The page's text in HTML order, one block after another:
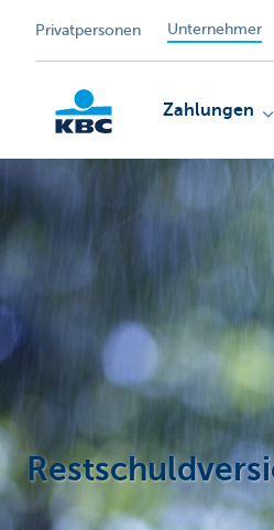
Privatpersonen Unternehmer
Zahlungen